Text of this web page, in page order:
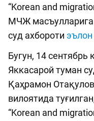
“Korean and
МЧЖ масъулларига
суд ахбороти эълон
Бугун, 14
Яккасарой туман
Қаҳрамон
вилоятида
“Korean and